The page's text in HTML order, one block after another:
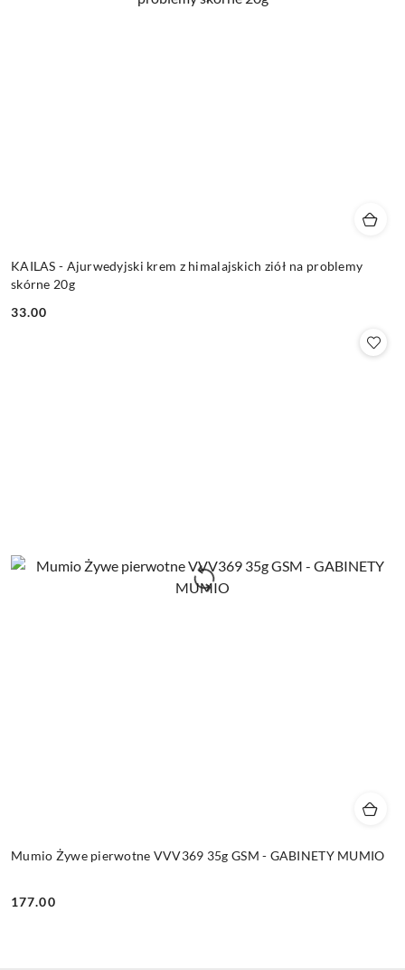
KAILAS - Ajurwedyjski krem z himalajskich ziół na problemy
skórne 20g
Cena:
33.00
Mumio Żywe pierwotne VVV369 35g GSM - GABINETY MUMIO
Cena:
177.00